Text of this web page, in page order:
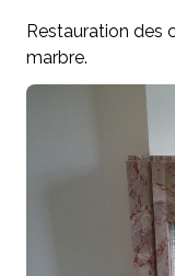
Restauration des
marbre.